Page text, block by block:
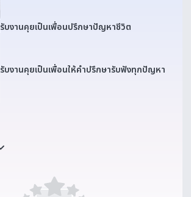
รับงานคุยเป็นเพื่อนปรึกษาปัญหาชีวิต
รับงานคุยเป็นเพื่อนให้คำปรึกษารับฟังทุกปัญหา